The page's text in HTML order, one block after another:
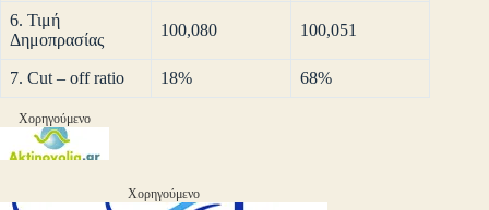
6. Τιμή
Δημοπρασίας
100,080 100,051
7. Cut – off ratio 18% 68%
Χορηγούμενο
Χορηγούμενο